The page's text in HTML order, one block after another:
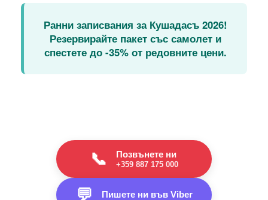
Ранни записвания за Кушадасъ 2026!
Резервирайте пакет със самолет и
спестете до -35% от редовните цени.
📞 Позвънете ни
+359 887 175 000
💬 Пишете ни във Viber